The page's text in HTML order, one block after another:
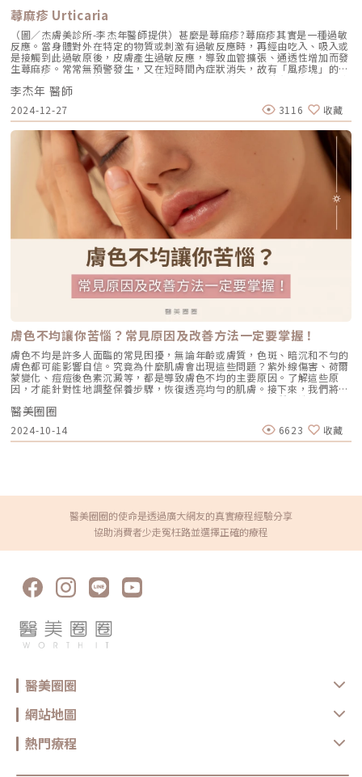
問題，這個時候如果在使用光電類的儀器，雖然有可能可以處理其中一個問
題，但卻有可能讓另一個問題變得更加嚴重，所以遇到這類棘手的狀況，
Dermapen的純物理性微針療程，就扮演了相當重要的地位。」「除了面對
複合性皮膚問題的族群，臨床上得到的客戶反饋最多的就是毛孔的細緻度以
及痘痘肌的改善」沈育如醫師補充到。在採訪的過程中，沈醫師也特別強調
了Dermapen與他過去所接觸到的傳統滾針及飛針療程的極大差異「過去傳
統滾針及飛針療程由於沒有標準的治療方針，加上設計上的缺陷，導致療程
的疼痛感、修復期都大大提高，在開業當時也曾經考慮過這樣的療程，但評
估過後，認為當時透過雷射的治療整體的舒適度及滿意度是會比較高的」
（圖／Dermapen官網）沈醫師緊接著補充到：「在今年五月份的皮膚科醫
學會展上初次看到，就先被他無線以及全數位化設定的外型所吸引，經過初
步的了解後，發現來自澳洲的Dermapen原來不是單純販售一台儀器，而是
背後有著多篇文獻支撐以及相當完整的療程指南。」「Dermapen讓我對電
動微針的療程大大改觀。」展望未來：專業視角解讀Dermapen的發展趨勢
在市面上琳瑯滿目的醫美療程中，消費者常常面對選擇而感到困惑。每種療
程似乎都能針對不同的膚質與需求提供解決方案，但在選擇時，效果、舒適
性及安全性無疑是最關鍵的考量因素。隨著醫美市場的快速演變，消費者對
療程的期望也日益提高。從基礎護膚到抗老、修復、甚至預防衰老的各種需
求，醫美技術正不斷突破傳統的界限，朝向更精準與客製化的方向發展。楊
醫師對此充滿信心，並表示：「隨著醫療科技的進步與政府法規的鬆綁，未
來 Dermapen 將有望結合更多樣化的成分，使治療效果更加精細且客製
化。」唐醫師則強調：「健康穩定的肌膚是所有醫美療程的基礎。
Dermapen 能夠為消費者帶來實質改變，並幫助他們重拾由內而外的自
信。」沈醫師補充道：「隨著 Dermapen 的持續創新，醫美領域將迎來更
多可能性，並為每位患者的美麗旅程增添更多保障。」隨著新技術的引入與
持續創新，未來醫美市場將呈現更多精準且客製化的療程。Dermapen 將持
續在協助顧客解決各種肌膚問題的專業醫師手中發揮重要作用。Dermapen
有望進一步擴展應用範疇，滿足不同消費者的需求，開創更多的可能性與潛
力。透過來自北中南3位皮膚科專業醫師的經驗分享，我們更深入了解了
Dermapen在診所中所扮演的角色以及其療程優勢，如果你也渴望擁有穩定
健康的肌膚，或對這項創新技術感到好奇，不妨向專業的醫師諮詢，親自體
驗這項革命性療程，讓美麗由內而外得到升級。DERMAPEN 得美微針 - 全
台認證診所唐豪悅 醫師芙依美學診所Fleur Éternelle台北市大安區東豐街
18號1樓02 2706 6777楊心怡 醫師芯漾皮膚科診所彰化縣彰化市民族路
425號04 728 9299沈育如 醫師彤曜時尚診所高雄市左營區明華一路169號
07 557 1988
驎院長15年以上抽補脂經驗，以及特殊填補技術，可大大提升脂肪存活率。
➤是不是可以把抽出的脂肪全部填補在胸部上？一般來說，單次補脂量建議
約250cc-300cc，若是皮膚過緊沒有足夠空間的情況下，補了過多的脂肪，
反而容易降低脂肪存活率，甚至提高胸部脂肪鈣化及流失的可能性。➤自體
脂肪隆乳手術存活率是多少呢？（圖／欣莘時尚美學診所-劉家驎醫師提
供）自體脂肪移植手術最重要的就是「脂肪細胞存活率」，每個人自身的脂
肪細胞活躍性不同，因此存活率也不一樣。一般來說，脂肪存活率約50-
70%，而術後良好的照護維持，能提高脂肪的存活機率。所以千萬不能因脂
肪移植到胸部後，就忽略術後照護的重要性，待3-6個月後，補脂部位存活
下來的脂肪細胞就會永久存活下來。透過脂肪離心純化及劉家驎院長的多層
次精細填補技術，可將流失率大幅降低，達到確實增加理想罩杯的效果。➤
自體脂肪隆乳手術會影響哺乳功能嗎？（圖／欣莘時尚美學診所-劉家驎醫
師提供）自體脂肪隆乳手術術後是可以正常哺乳的，因為注射填補的位置會
避開胸部乳腺組織，在專業醫師及正規的手術方式下，未來懷孕生產後是可
以正常進行哺乳的。➤自體脂肪隆乳手術的胸部自然嗎？術後需要按摩嗎？
（圖／欣莘時尚美學診所-劉家驎醫師提供）自體脂肪隆乳後的胸部會非常
自然，因為是取用自身的脂肪來填補，觸感上就如同真實胸部。術後胸部不
需要按摩，但建議抽脂的部位術後搭配按摩療程，可讓抽脂部位的肌膚更緊
緻，不易有凹凸鬆弛問題產生。因此無論是觸感或胸型，都宛如天生真材實
料的美胸~《點擊看完整文章介紹》文章轉載自「欣莘時尚美學診所-劉家驎
蕁麻疹 Urticaria
（圖／杰膚美診所-李杰年醫師提供）甚麼是蕁麻疹?蕁麻疹其實是一種過敏
反應。當身體對外在特定的物質或刺激有過敏反應時，再經由吃入、吸入或
是接觸到此過敏原後，皮膚產生過敏反應，導致血管擴張、通透性增加而發
生蕁麻疹。常常無預警發生，又在短時間內症狀消失，故有「風疹塊」的俗
稱。一般分為急性蕁麻疹、慢性蕁麻疹及物理性蕁麻疹。蕁麻疹會有那些症
狀呢?皮膚會突起大小不一、界線清楚、紅或白隆起的膨疹(wheal)，當搔癢
到皮膚其他未發疹處，隨後也會引起膨疹。主要集中在手臂、臉及腿等部
位。若在嘴唇、眼這些皮膚薄的地方，因皮膚內血管擴張，通透性增加導致
腫脹，造成血管性水腫（angioedema）。蕁麻疹也可能發生在胃腸道及喉
嚨等黏膜部位，造成噁心嘔吐、腹痛、腹瀉、胸悶、呼吸困難等症狀。蕁麻
疹好發在那些人身上?有三分之一的人都有過蕁麻疹經驗，大多為年輕女
性，其他包括過敏體質、感染、有遺傳病史、內分泌失調患者、生活壓力過
大…等。蕁麻疹如何形成的?病因為何?外來抗原、光熱刺激、物理性刺激、
藥物、食物等造成皮膚表皮內肥大細胞（Mast Cell）及血球中的嗜鹼性球
（Basophils）刺激免疫球蛋白IgE抗體產生作用，並產生釋放多種物質，
造成血管壁滲透性增加/腫脹，其中組織胺會引發癢、紅疹。當肥大細胞
（Mast Cell）在真皮或皮下組織被活化，就可能造成血管性水腫
（angioedema）。常見病因如下：吸入抗原：如花粉、毛髮、塵蟎、黴菌
孢子、動物毛髮及皮屑等。食物：如奶、蛋、堅果、花生、大豆、食品添加
物，魚、甲殼類海鮮等。藥物：如盤尼西林類、非類固醇類止痛藥、磺胺類
藥物、麻醉藥物等。昆蟲叮咬：跳蚤、蟎蟲、蜜蜂、螞蟻、錐蝽（俗稱接吻
蟲）等。接觸物：染髮劑，乳膠手套、金屬類等。物理因素：壓迫摩擦刺
激、冷熱刺激、日光刺激及冷水刺激等。心理因素：壓力、疲勞等。感染：
鼻竇炎、肺炎、慢性肝炎、香港腳等病毒、黴菌感染。蕁麻疹種類急性蕁麻
疹-由食物、藥物，吸入性抗原、感染等引起，在移除過敏原後症狀就會痊
癒。但仍有接近一半是找不到原因的。慢性蕁麻疹-症狀反覆發作超過六個
星期以上，大多數找不到引起的原因。物理性蕁麻疹-很多非抗原性的原因
引發的蕁麻疹都歸在此類，例如:膽鹼性蕁麻疹（Cholinergic Urticaria）：
對熱過敏，經由運動後、沖泡熱水澡、情緒不穩導致體溫上升而引發蕁麻
疹。皮膚劃痕症：用指甲或鈍物劃過的地方，馬上浮起疹塊引起蕁麻疹。日
光性蕁麻疹：日光照射引發。延遲性壓迫性蕁麻疹：壓迫後4到6小時後，壓
迫處皮膚出現疹塊，常見於包包壓迫處、腰際繫皮帶處、女性內衣勒痕處
等。《點擊看完整文章介紹》文章轉載自「杰膚美診所-李杰年醫師專欄」
李杰年 醫師
2024-12-27 3116 收藏
膚色不均讓你苦惱？常見原因及改善方法一定要掌握！
膚色不均是許多人面臨的常見困擾，無論年齡或膚質，色斑、暗沉和不勻的
膚色都可能影響自信。究竟為什麼肌膚會出現這些問題？紫外線傷害、荷爾
蒙變化、痘痘後色素沉澱等，都是導致膚色不均的主要原因。了解這些原
因，才能針對性地調整保養步驟，恢復透亮均勻的肌膚。接下來，我們將探
討膚色不均的原因，以及如何有效改善，重拾光澤健康的膚質。造成膚色不
均的原因是什麼？ 清潔過度，肌膚屏障受損臉部容易沾上灰塵和髒污，如
果清潔不徹底，會導致老廢角質堆積，阻塞毛孔，引發粉刺和痘痘，讓膚色
變得不均。過強的清潔產品則可能破壞皮膚屏障，造成乾燥和敏感，影響膚
色。 水油平衡，護膚的關鍵所在過度保濕會增加油脂分泌，導致痘痘和膚
顯，血液供應效率降低，導致缺乏營養，皮膚顯得黯淡無光。雖然衰老無法
避免，但良好的生活習慣和保養可以延緩老化。必要時可考慮醫美手術來遮
掩痕跡，但持續回診可能對皮膚造成負擔和副作用。 解決皮膚過敏根源當
結構和功能。 避免過度乾燥過度乾燥會使角質層變厚，並因缺水而變得乾
燥和粗糙，影響光線反射，導致膚色不均。缺乏油脂會降低皮膚的保護功
力過大則促使皮質醇分泌增加，影響皮膚健康。此外，油炸、高糖和精製碳
水化合物會增加自由基，加速老化。缺水及缺乏維生素和礦物質會使皮膚失
去彈性和光澤，而抽菸和酗酒則進一步損害皮膚。 痘疤引起的膚色不均痤
步降低膚色均勻度。 防曬不當與黑色素沉澱紫外線（UVA和UVB）會傷害皮
膚。UVA深入真皮層，破壞膠原蛋白，導致光老化；UVB則影響表皮層，造
成曬傷和黑色素沉澱。若防曬措施不當會加劇痘疤和斑點，隨年齡增長，皮
膚修復力下降，黑色素問題更明顯。如何擺脫膚色不均？以下改善方法你一
可提升細胞修復效率，改善膚色不均。保持愉快心情也很重要，生活壓力可
透過適度運動有助於促進血液循環和新陳代謝，讓皮膚獲得更多營養。均衡
E 和維生素 C，增強抗自由基能力並促進膠原蛋白生成。 正確清潔臉部方式
醫美圈圈
2024-10-14 6623 收藏
醫美圈圈的使命是透過廣大網友的真實療程經驗分享
協助消費者少走冤枉路並選擇正確的療程
醫美圈圈
網站地圖
熱門療程